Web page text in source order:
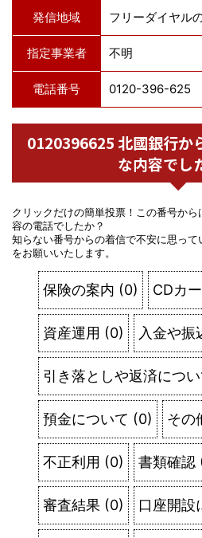
発信地域 フリーダイヤル
指定事業者 不明
電話番号 0120-396-625
0120396625 北國銀行か
な内容でし
クリックだけの簡単投票！この番号か
容の電話でしたか？
知らない番号からの着信で不安に思っ
をお願いいたします。
保険の案内 (0) CDカ
資産運用 (0) 入金や振
引き落としや返済につい
預金について (0) その
不正利用 (0) 書類確認
審査結果 (0) 口座開設